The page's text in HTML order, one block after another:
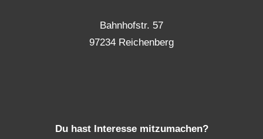
Bahnhofstr. 57
97234 Reichenberg
Du hast Interesse mitzumachen?